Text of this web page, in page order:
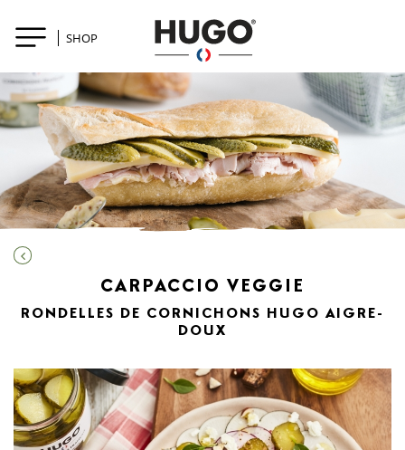
SHOP
CARPACCIO VEGGIE
RONDELLES DE CORNICHONS HUGO AIGRE-
DOUX